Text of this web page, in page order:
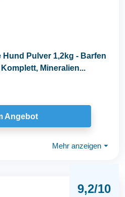
Hund Pulver 1,2kg - Barfen
Mineralien...
Angebot
Mehr anzeigen ⏷
9,2/10